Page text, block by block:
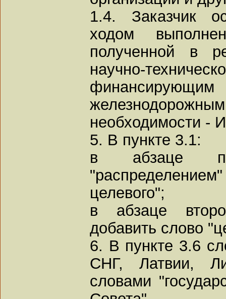
1.4. Заказчик
ходом
полученной в
научно-
необходимости
5. В пункте 3.1:
в абзаце
целевого";
в абзаце
добавить слово
6. В пункте 3.6
СНГ, Латвии,
словами